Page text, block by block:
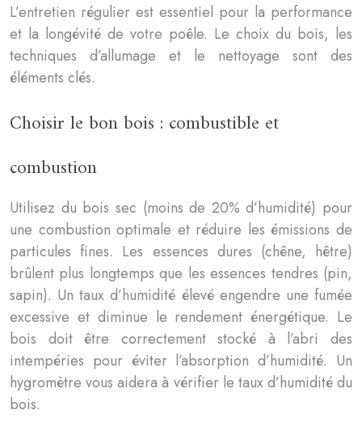
L’entretien régulier est essentiel pour la performance
et la longévité de votre poêle. Le choix du bois, les
techniques d’allumage et le nettoyage sont des
éléments clés.
Choisir le bon bois : combustible et
combustion
Utilisez du bois sec (moins de 20% d’humidité) pour
une combustion optimale et réduire les émissions de
particules fines. Les essences dures (chêne, hêtre)
brûlent plus longtemps que les essences tendres (pin,
sapin). Un taux d’humidité élevé engendre une fumée
excessive et diminue le rendement énergétique. Le
bois doit être correctement stocké à l’abri des
intempéries pour éviter l’absorption d’humidité. Un
hygromètre vous aidera à vérifier le taux d’humidité du
bois.